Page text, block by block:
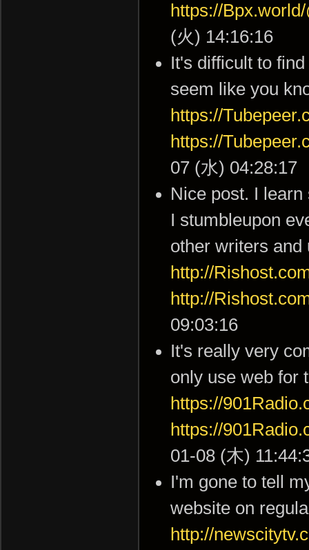
https://
(火) 14:16:16
It's difficult to
seem like you
https://
https://
07 (水) 04:28:17
Nice post. I
I stumbleupon
other writers and
http://
http://
09:03:16
It's really very
only use web for
https://
https://
01-08 (木)
I'm gone to tell
website on
http://